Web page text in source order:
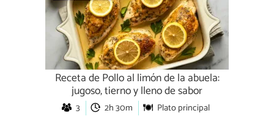
Receta de Pollo al limón de la abuela:
jugoso, tierno y lleno de sabor
3 2h 30m Plato principal